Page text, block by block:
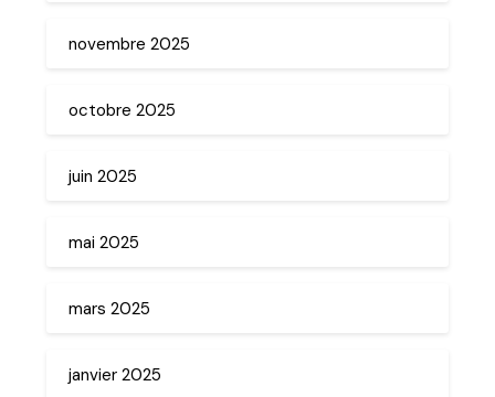
novembre 2025
octobre 2025
juin 2025
mai 2025
mars 2025
janvier 2025